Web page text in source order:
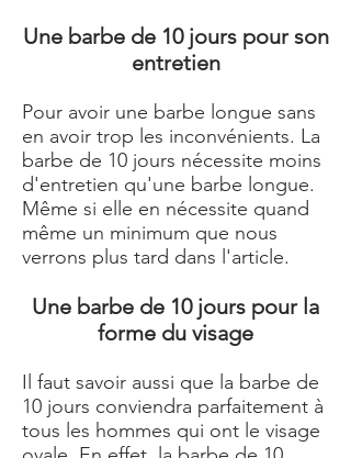
Une barbe de 10 jours pour son
entretien
Pour avoir une barbe longue sans
en avoir trop les inconvénients. La
barbe de 10 jours nécessite moins
d'entretien qu'une barbe longue.
Même si elle en nécessite quand
même un minimum que nous
verrons plus tard dans l'article.
Une barbe de 10 jours pour la
forme du visage
Il faut savoir aussi que la barbe de
10 jours conviendra parfaitement à
tous les hommes qui ont le visage